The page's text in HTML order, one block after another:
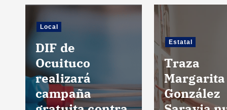
Local
DIF de
Ocuituco
realizará
campaña
Estatal
Traza
Margarita
González